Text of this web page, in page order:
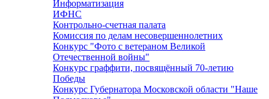
Информатизация
ИФНС
Контрольно-счетная палата
Комиссия по делам несовершеннолетних
Конкурс "Фото с ветераном Великой
Отечественной войны"
Конкурс граффити, посвящённый 70-летию
Победы
Конкурс Губернатора Московской области "Наше